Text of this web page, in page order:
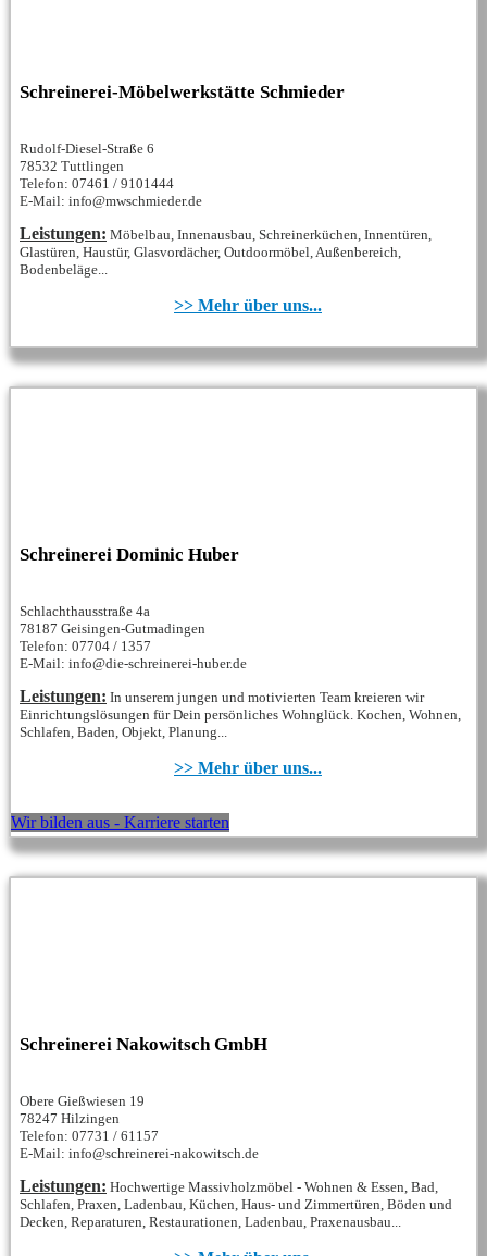
Schreinerei-Möbelwerkstätte Schmieder
Rudolf-Diesel-Straße 6
78532 Tuttlingen
Telefon: 07461 / 9101444
E-Mail: info@mwschmieder.de
Leistungen: Möbelbau, Innenausbau, Schreinerküchen, Innentüren,
Glastüren, Haustür, Glasvordächer, Outdoormöbel, Außenbereich,
Bodenbeläge...
>> Mehr über uns...
Schreinerei Dominic Huber
Schlachthausstraße 4a
78187 Geisingen-Gutmadingen
Telefon: 07704 / 1357
E-Mail: info@die-schreinerei-huber.de
Leistungen: In unserem jungen und motivierten Team kreieren wir
Einrichtungslösungen für Dein persönliches Wohnglück. Kochen, Wohnen,
Schlafen, Baden, Objekt, Planung...
>> Mehr über uns...
Wir bilden aus - Karriere starten
Schreinerei Nakowitsch GmbH
Obere Gießwiesen 19
78247 Hilzingen
Telefon: 07731 / 61157
E-Mail: info@schreinerei-nakowitsch.de
Leistungen: Hochwertige Massivholzmöbel - Wohnen & Essen, Bad,
Schlafen, Praxen, Ladenbau, Küchen, Haus- und Zimmertüren, Böden und
Decken, Reparaturen, Restaurationen, Ladenbau, Praxenausbau...